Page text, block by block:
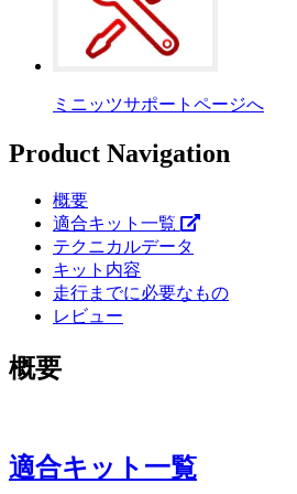
ミニッツサポートページへ
Product Navigation
概要
適合キット一覧
テクニカルデータ
キット内容
走行までに必要なもの
レビュー
概要
適合キット一覧